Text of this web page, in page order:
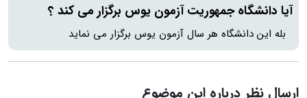
آیا دانشگاه جمهوریت آزمون یوس برگزار می کند ؟
بله این دانشگاه هر سال آزمون یوس برگزار می نماید
ارسال نظر درباره این موضوع